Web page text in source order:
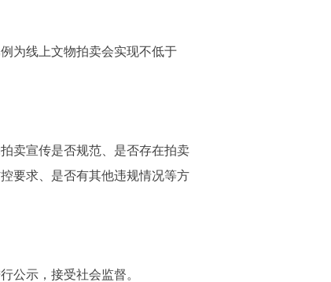
为线上文物拍卖会实现不低于
卖宣传是否规范、是否存在拍卖
要求、是否有其他违规情况等方
示，接受社会监督。